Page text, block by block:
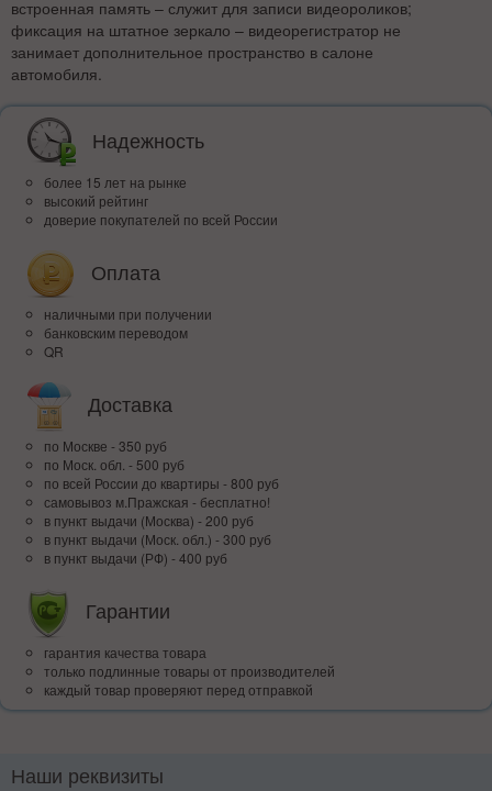
встроенная память – служит для записи видеороликов;
фиксация на штатное зеркало – видеорегистратор не
занимает дополнительное пространство в салоне
автомобиля.
Надежность
более 15 лет на рынке
высокий рейтинг
доверие покупателей по всей России
Оплата
наличными при получении
банковским переводом
QR
Доставка
по Москве - 350 руб
по Моск. обл. - 500 руб
по всей Росcии до квартиры - 800 руб
самовывоз м.Пражская - бесплатно!
в пункт выдачи (Москва) - 200 руб
в пункт выдачи (Моск. обл.) - 300 руб
в пункт выдачи (РФ) - 400 руб
Гарантии
гарантия качества товара
только подлинные товары от производителей
каждый товар проверяют перед отправкой
Наши реквизиты